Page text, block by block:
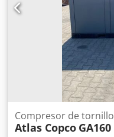
Compresor de tornillo
Atlas Copco GA160